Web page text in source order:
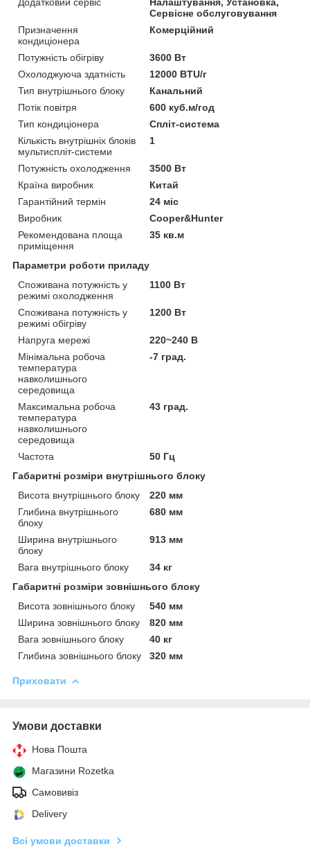
Сервісне обслуговування
Призначення
кондиціонера
Комерційний
Потужність обігріву
3600 Вт
Охолоджуюча здатність
12000 BTU/г
Тип внутрішнього блоку
Канальний
Потік повітря
600 куб.м/год
Тип кондиціонера
Спліт-система
Кількість внутрішніх блоків
мультиспліт-системи
1
Потужність охолодження
3500 Вт
Країна виробник
Китай
Гарантійний термін
24 міс
Виробник
Cooper&Hunter
Рекомендована площа
приміщення
35 кв.м
Параметри роботи приладу
Споживана потужність у
режимі охолодження
1100 Вт
Споживана потужність у
режимі обігріву
1200 Вт
Напруга мережі
220~240 В
Мінімальна робоча
температура
навколишнього
середовища
-7 град.
Максимальна робоча
температура
навколишнього
середовища
43 град.
Частота
50 Гц
Габаритні розміри внутрішнього блоку
Висота внутрішнього блоку
220 мм
Глибина внутрішнього
блоку
680 мм
Ширина внутрішнього
блоку
913 мм
Вага внутрішнього блоку
34 кг
Габаритні розміри зовнішнього блоку
Висота зовнішнього блоку
540 мм
Ширина зовнішнього блоку
820 мм
Вага зовнішнього блоку
40 кг
Глибина зовнішнього блоку
320 мм
Приховати
Умови доставки
Нова Пошта
Магазини Rozetka
Самовивіз
Delivery
Всі умови доставки